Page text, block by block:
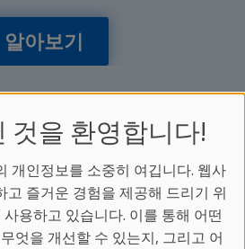
알아보기
내
여
것을 환영합니다!
개인정보를 소중히 여깁니다. 웹사
고 즐거운 경험을 제공해 드리기 위
용하고 있습니다. 이를 통해 어떤
엇을 개선할 수 있는지, 그리고 어